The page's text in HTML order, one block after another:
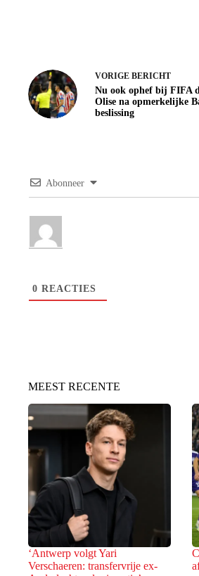
VORIGE BERICHT
Nu ook ophef bij FIFA
Olise na opmerkelijke
beslissing
Abonneer
0 REACTIES
MEEST RECENTE
‘Antwerp volgt Yari
Verschaeren: transfervrije ex-